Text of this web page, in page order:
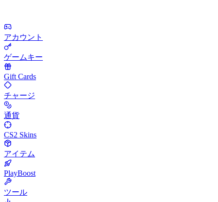
アカウント
ゲームキー
Gift Cards
チャージ
通貨
CS2 Skins
アイテム
PlayBoost
ツール